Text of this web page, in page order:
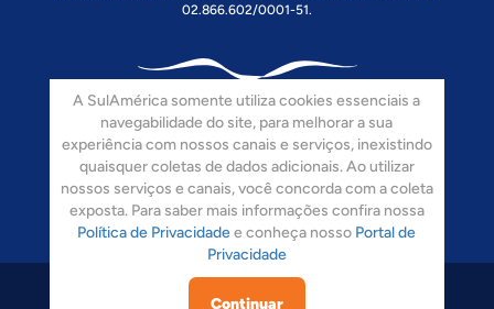
A SulAmérica somente utiliza cookies essenciais a
navegabilidade do site, para melhorar a sua
experiência com nossos canais e serviços, inexistindo
quaisquer coletas de dados adicionais. Ao utilizar
nossos serviços e canais, você concorda com a coleta
exposta. Para saber mais informações confira nossa
Política de Privacidadee conheça nosso Portal de
Privacidade
Continuar
02.866.602/0001-51.
Siga-nos: